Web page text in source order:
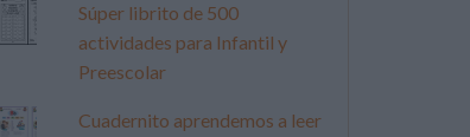
Súper librito de 500
actividades para Infantil y
Preescolar
Cuadernito aprendemos a leer